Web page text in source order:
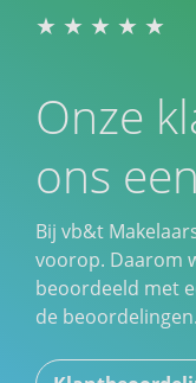
Onze
ons
Bij vb&t
voorop. Daarom
beoordeeld met
de beoordelingen.